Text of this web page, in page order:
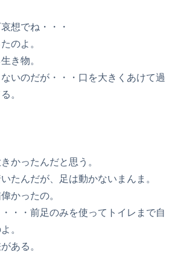
想でね・・・
のよ。
き物。
いのだが・・・口を大きくあけて過
。
かったんだと思う。
たんだが、足は動かないまんま。
かったの。
・・前足のみを使ってトイレまで自
。
ある。